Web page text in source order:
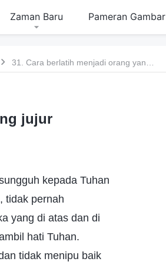
Zaman Baru Pameran Gambar
jujur
kepada Tuhan
tidak pernah
yang di atas dan di
hati Tuhan.
tidak menipu baik